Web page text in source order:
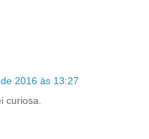
2016 às 13:27
curiosa.